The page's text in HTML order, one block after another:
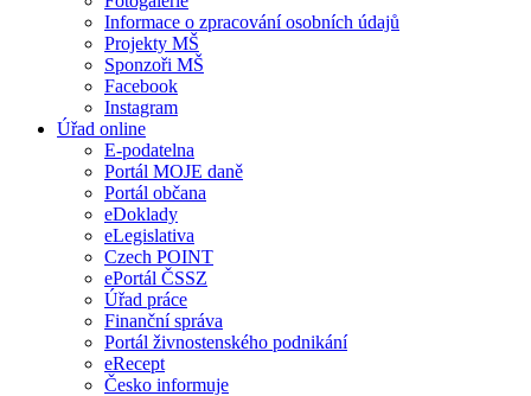
Informace o zpracování osobních údajů
Projekty MŠ
Sponzoři MŠ
Facebook
Instagram
Úřad online
E-podatelna
Portál MOJE daně
Portál občana
eDoklady
eLegislativa
Czech POINT
ePortál ČSSZ
Úřad práce
Finanční správa
Portál živnostenského podnikání
eRecept
Česko informuje